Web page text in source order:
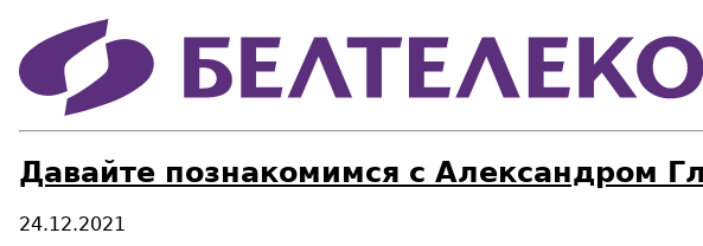
Давайте познакомимся с Александром
24.12.2021